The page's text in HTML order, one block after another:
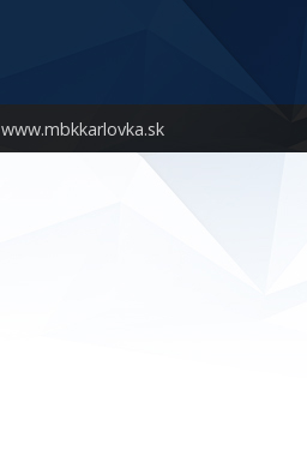
www.mbkkarlovka.sk